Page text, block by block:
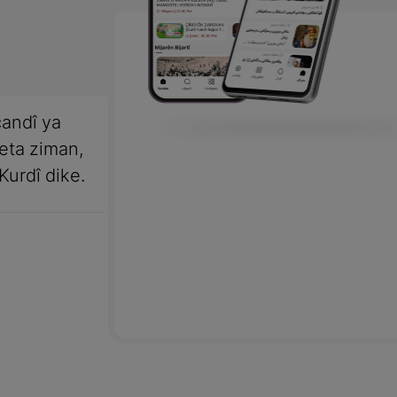
ya
ziman,
dike.